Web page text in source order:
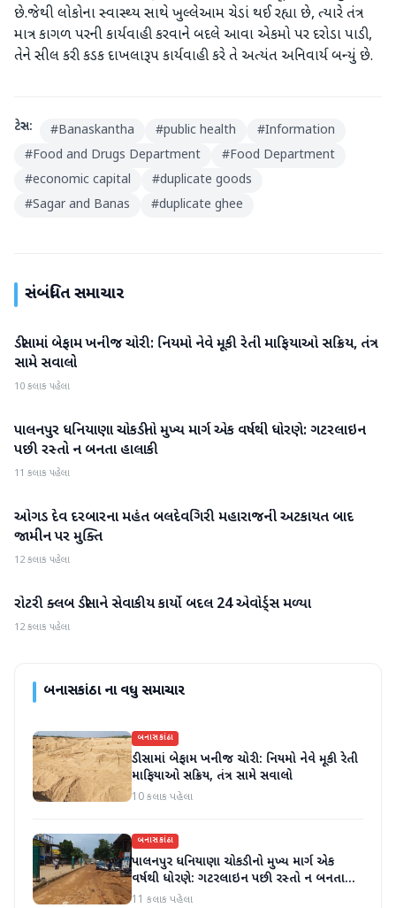
છે.જેથી લોકોના સ્વાસ્થ્ય સાથે ખુલ્લેઆમ ચેડાં થઈ રહ્યા છે, ત્યારે તંત્ર
માત્ર કાગળ પરની કાર્યવાહી કરવાને બદલે આવા એકમો પર દરોડા પાડી,
તેને સીલ કરી કડક દાખલારૂપ કાર્યવાહી કરે તે અત્યંત અનિવાર્ય બન્યું છે.
ટેગ્સ: #Banaskantha #public health #Information
#Food and Drugs Department #Food Department
#economic capital #duplicate goods
#Sagar and Banas #duplicate ghee
સંબંધિત સમાચાર
બનાસકાંઠા
ડીસામાં બેફામ ખનીજ ચોરી: નિયમો નેવે મૂકી રેતી માફિયાઓ સક્રિય, તંત્ર
સામે સવાલો
10 કલાક પહેલા
બનાસકાંઠા
પાલનપુર ધનિયાણા ચોકડીનો મુખ્ય માર્ગ એક વર્ષથી ધોરણે: ગટરલાઇન
પછી રસ્તો ન બનતા હાલાકી
11 કલાક પહેલા
બનાસકાંઠા
ઓગડ દેવ દરબારના મહંત બલદેવગિરી મહારાજની અટકાયત બાદ
જામીન પર મુક્તિ
12 કલાક પહેલા
બનાસકાંઠા
રોટરી ક્લબ ડીસાને સેવાકીય કાર્યો બદલ 24 એવોર્ડ્સ મળ્યા
12 કલાક પહેલા
બનાસકાંઠાના વધુ સમાચાર
બનાસકાંઠા
ડીસામાં બેફામ ખનીજ ચોરી: નિયમો નેવે મૂકી રેતી
માફિયાઓ સક્રિય, તંત્ર સામે સવાલો
10 કલાક પહેલા
બનાસકાંઠા
પાલનપુર ધનિયાણા ચોકડીનો મુખ્ય માર્ગ એક
વર્ષથી ધોરણે: ગટરલાઇન પછી રસ્તો ન બનતા
હાલાકી
11 કલાક પહેલા